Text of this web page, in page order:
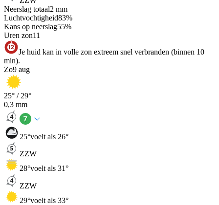
Neerslag totaal2 mm
Luchtvochtigheid83%
Kans op neerslag55%
Uren zon11
Je huid kan in volle zon extreem snel verbranden (binnen 10
min).
Zo9 aug
25° / 29°
0,3 mm
25°voelt als 26°
ZZW
28°voelt als 31°
ZZW
29°voelt als 33°